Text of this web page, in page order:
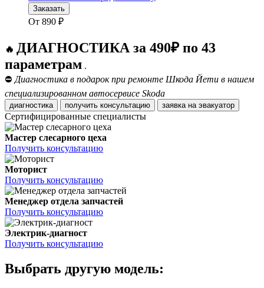
Заказать
От 890 ₽
🔥 ДИАГНОСТИКА за 490₽ по 43
параметрам .
⛔ Диагностика в подарок при ремонте Шкода Йети в нашем
специализированном автосервисе Skoda
диагностика получить консультацию заявка на эвакуатор
Сертифицированные специалисты
Мастер слесарного цеха
Получить консультацию
Моторист
Получить консультацию
Менеджер отдела запчастей
Получить консультацию
Электрик-диагност
Получить консультацию
Выбрать другую модель: